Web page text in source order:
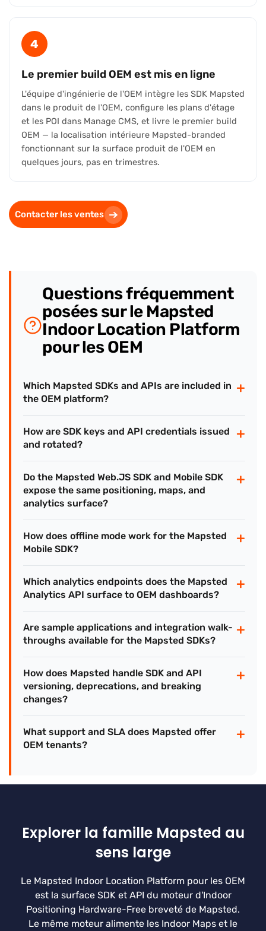
4
Le premier build OEM est mis en ligne
L'équipe d'ingénierie de l'OEM intègre les SDK Mapsted
dans le produit de l'OEM, configure les plans d'étage
et les POI dans Manage CMS, et livre le premier build
OEM — la localisation intérieure Mapsted-branded
fonctionnant sur la surface produit de l'OEM en
quelques jours, pas en trimestres.
Contacter les ventes
Questions fréquemment
posées sur le Mapsted
Indoor Location Platform
pour les OEM
Which Mapsted SDKs and APIs are included in
the OEM platform?
+
How are SDK keys and API credentials issued
and rotated?
+
Do the Mapsted Web.JS SDK and Mobile SDK
expose the same positioning, maps, and
analytics surface?
+
How does offline mode work for the Mapsted
Mobile SDK?
+
Which analytics endpoints does the Mapsted
Analytics API surface to OEM dashboards?
+
Are sample applications and integration walk-
throughs available for the Mapsted SDKs?
+
How does Mapsted handle SDK and API
versioning, deprecations, and breaking
changes?
+
What support and SLA does Mapsted offer
OEM tenants?
+
Explorer la famille Mapsted au
sens large
Le Mapsted Indoor Location Platform pour les OEM
est la surface SDK et API du moteur d'Indoor
Positioning Hardware-Free breveté de Mapsted.
Le même moteur alimente les Indoor Maps et le